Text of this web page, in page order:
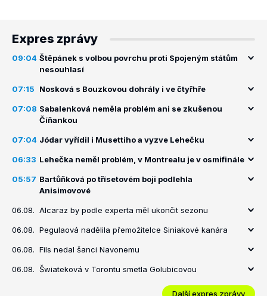
Expres zprávy
09:04 Štěpánek s volbou povrchu proti Spojeným státům
nesouhlasí
07:15 Nosková s Bouzkovou dohrály i ve čtyřhře
07:08 Sabalenková neměla problém ani se zkušenou
Číňankou
07:04 Jódar vyřídil i Musettiho a vyzve Lehečku
06:33 Lehečka neměl problém, v Montrealu je v osmifinále
05:57 Bartůňková po třísetovém boji podlehla
Anisimovové
06.08. Alcaraz by podle experta měl ukončit sezonu
06.08. Pegulaová nadělila přemožitelce Siniakové kanára
06.08. Fils nedal šanci Navonemu
06.08. Šwiateková v Torontu smetla Golubicovou
Další expres zprávy